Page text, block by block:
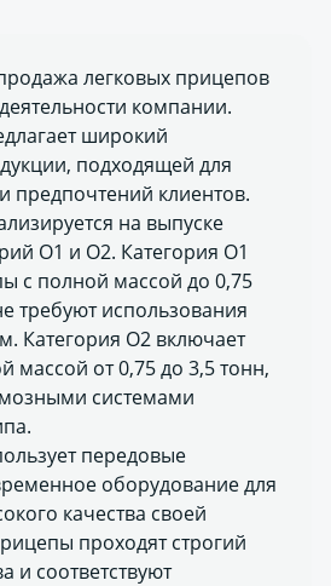
легковых прицепов
компании.
широкий
подходящей для
предпочтений клиентов.
на выпуске
О1 и О2. Категория О1
с полной массой до 0,75
требуют использования
Категория О2 включает
массой от 0,75 до 3,5 тонн,
системами
передовые
оборудование для
качества своей
проходят строгий
и соответствуют